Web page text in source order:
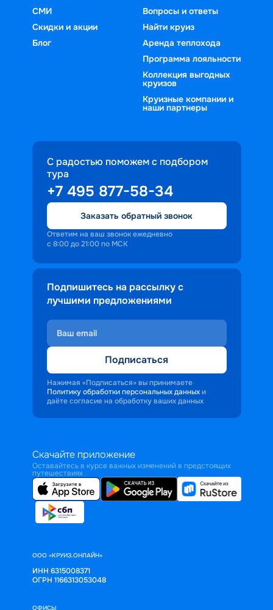
СМИ
Скидки и акции
Блог
Вопросы и ответы
Найти круиз
Аренда теплохода
Программа лояльности
Коллекция выгодных
круизов
Круизные компании и
наши партнеры
С радостью поможем с подбором
тура
+7 495 877-58-34
Заказать обратный звонок
Ответим на ваш звонок ежедневно
с 8:00 до 21:00 по МСК
Подпишитесь на рассылку с
лучшими предложениями
Подписаться
Нажимая «Подписаться» вы принимаете
Политику обработки персональных данных и
даёте согласие на обработку ваших данных
Скачайте приложение
Оставайтесь в курсе важных изменений в предстоящих
путешествиях
ООО «КРУИЗ.ОНЛАЙН»
ИНН 6315008371
ОГРН 1166313053048
ОФИСЫ